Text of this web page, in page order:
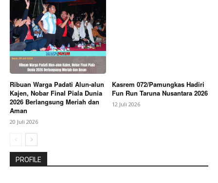
Ribuan Warga Padati Alun-alun
Kajen, Nobar Final Piala Dunia
2026 Berlangsung Meriah dan
Aman
20 Juli 2026
Kasrem 072/Pamungkas Hadiri
Fun Run Taruna Nusantara 2026
12 Juli 2026
PROFILE